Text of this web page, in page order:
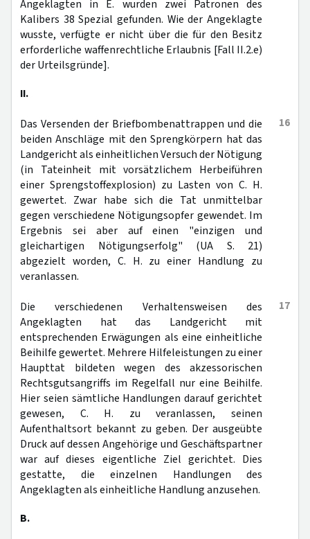
Angeklagten in E. wurden zwei Patronen des
Kalibers 38 Spezial gefunden. Wie der Angeklagte
wusste, verfügte er nicht über die für den Besitz
erforderliche waffenrechtliche Erlaubnis [Fall II.2.e)
der Urteilsgründe].
II.
16
Das Versenden der Briefbombenattrappen und die
beiden Anschläge mit den Sprengkörpern hat das
Landgericht als einheitlichen Versuch der Nötigung
(in Tateinheit mit vorsätzlichem Herbeiführen
einer Sprengstoffexplosion) zu Lasten von C. H.
gewertet. Zwar habe sich die Tat unmittelbar
gegen verschiedene Nötigungsopfer gewendet. Im
Ergebnis sei aber auf einen "einzigen und
gleichartigen Nötigungserfolg" (UA S. 21)
abgezielt worden, C. H. zu einer Handlung zu
veranlassen.
17
Die verschiedenen Verhaltensweisen des
Angeklagten hat das Landgericht mit
entsprechenden Erwägungen als eine einheitliche
Beihilfe gewertet. Mehrere Hilfeleistungen zu einer
Haupttat bildeten wegen des akzessorischen
Rechtsgutsangriffs im Regelfall nur eine Beihilfe.
Hier seien sämtliche Handlungen darauf gerichtet
gewesen, C. H. zu veranlassen, seinen
Aufenthaltsort bekannt zu geben. Der ausgeübte
Druck auf dessen Angehörige und Geschäftspartner
war auf dieses eigentliche Ziel gerichtet. Dies
gestatte, die einzelnen Handlungen des
Angeklagten als einheitliche Handlung anzusehen.
B.